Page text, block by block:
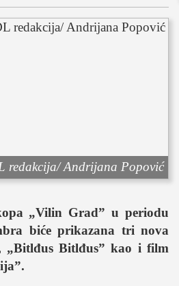
redakcija/ Andrijana Popović
„Vilin Grad” u periodu
biće prikazana tri nova
„Bitlđus Bitlđus” kao i film
”.